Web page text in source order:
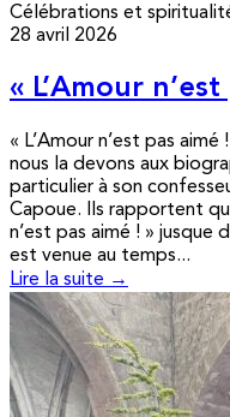
Célébrations et
28 avril 2026
« L’Amour
« L’Amour n’est pas
nous la devons aux
particulier à son
Capoue. Ils rapportent
n’est pas aimé ! » jusque
est venue au temps...
Lire la suite →